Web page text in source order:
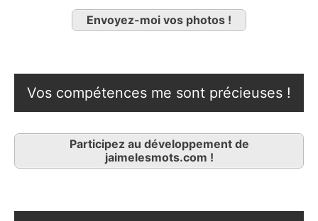
Envoyez-moi vos photos !
Vos compétences me sont précieuses !
Participez au développement de
jaimelesmots.com !